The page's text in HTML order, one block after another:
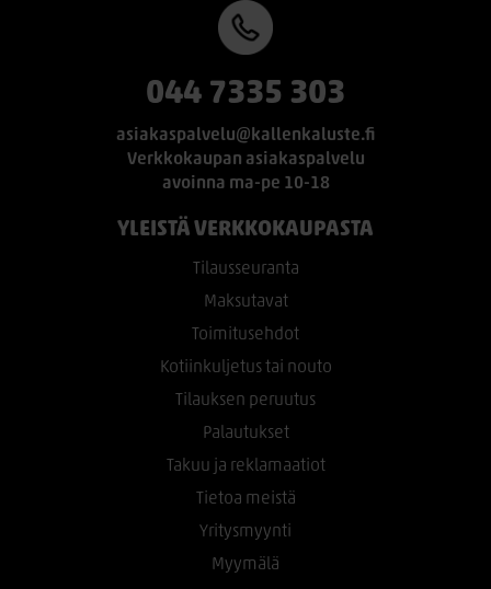
044 7335 303
asiakaspalvelu@kallenkaluste.fi
Verkkokaupan asiakaspalvelu
avoinna ma-pe 10-18
YLEISTÄ VERKKOKAUPASTA
Tilausseuranta
Maksutavat
Toimitusehdot
Kotiinkuljetus tai nouto
Tilauksen peruutus
Palautukset
Takuu ja reklamaatiot
Tietoa meistä
Yritysmyynti
Myymälä